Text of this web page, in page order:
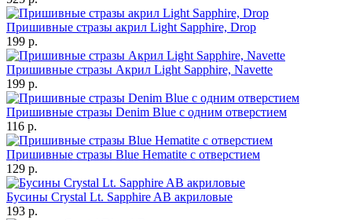
Пришивные стразы акрил Light Sapphire, Drop
199 р.
Пришивные стразы Акрил Light Sapphire, Navette
199 р.
Пришивные стразы Denim Blue с одним отверстием
116 р.
Пришивные стразы Blue Hematite с отверстием
129 р.
Бусины Crystal Lt. Sapphire AB акриловые
193 р.